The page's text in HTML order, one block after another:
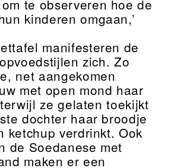
te observeren hoe de
kinderen omgaan,’
manifesteren de
zich. Zo
net aangekomen
met open mond haar
ze gelaten toekijkt
dochter haar broodje
ketchup verdrinkt. Ook
de Soedanese met
maken er een